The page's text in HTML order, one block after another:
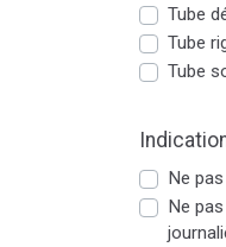
Tube
Tube
Tube
Ne
Ne